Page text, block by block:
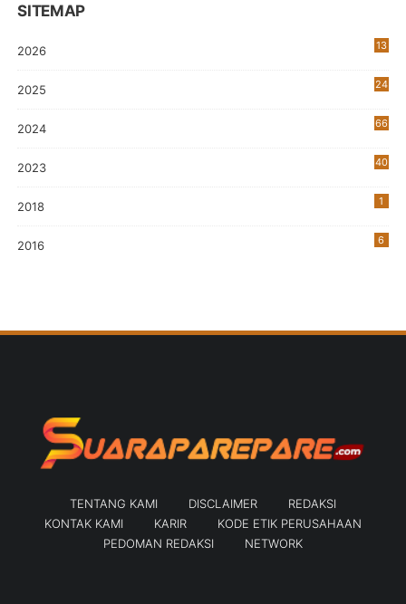
SITEMAP
2026 13
2025 24
2024 66
2023
40
2018 1
2016 6
TENTANG KAMI DISCLAIMER
REDAKSI
KONTAK KAMI
KARIR
KODE ETIK PERUSAHAAN
PEDOMAN REDAKSI
NETWORK